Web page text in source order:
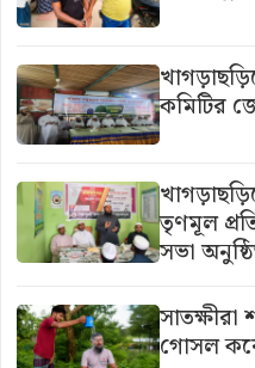
কমিটির
তৃণমূল
সভা
গোসল